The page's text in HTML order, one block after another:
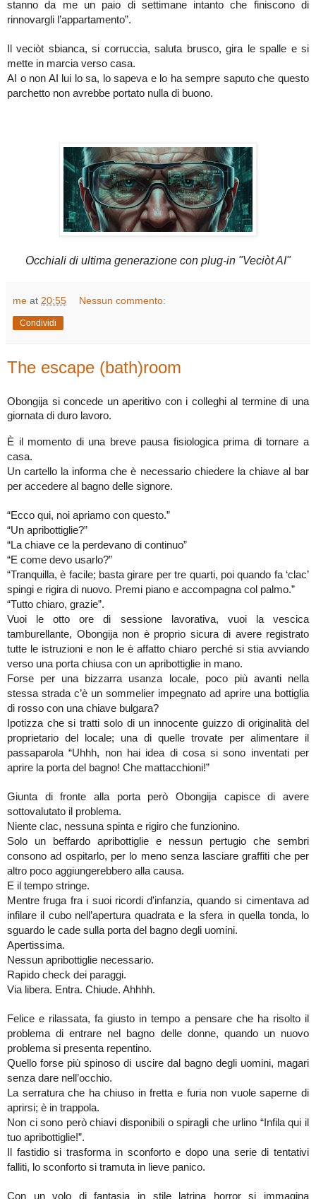
stanno da me un paio di settimane intanto che finiscono di
rinnovargli l’appartamento”.
Il veciòt sbianca, si corruccia, saluta brusco, gira le spalle e si
mette in marcia verso casa.
AI o non AI lui lo sa, lo sapeva e lo ha sempre saputo che questo
parchetto non avrebbe portato nulla di buono.
Occhiali di ultima generazione con plug-in "Veciòt AI"
me at 20:55 Nessun commento:
Condividi
The escape (bath)room
Obongija si concede un aperitivo con i colleghi al termine di una
giornata di duro lavoro.
È il momento di una breve pausa fisiologica prima di tornare a
casa.
Un cartello la informa che è necessario chiedere la chiave al bar
per accedere al bagno delle signore.
“Ecco qui, noi apriamo con questo.”
“Un apribottiglie?”
“La chiave ce la perdevano di continuo”
“E come devo usarlo?”
“Tranquilla, è facile; basta girare per tre quarti, poi quando fa ‘clac’
spingi e rigira di nuovo. Premi piano e accompagna col palmo.”
“Tutto chiaro, grazie”.
Vuoi le otto ore di sessione lavorativa, vuoi la vescica
tamburellante, Obongija non è proprio sicura di avere registrato
tutte le istruzioni e non le è affatto chiaro perché si stia avviando
verso una porta chiusa con un apribottiglie in mano.
Forse per una bizzarra usanza locale, poco più avanti nella
stessa strada c’è un sommelier impegnato ad aprire una bottiglia
di rosso con una chiave bulgara?
Ipotizza che si tratti solo di un innocente guizzo di originalità del
proprietario del locale; una di quelle trovate per alimentare il
passaparola “Uhhh, non hai idea di cosa si sono inventati per
aprire la porta del bagno! Che mattacchioni!”
Giunta di fronte alla porta però Obongija capisce di avere
sottovalutato il problema.
Niente clac, nessuna spinta e rigiro che funzionino.
Solo un beffardo apribottiglie e nessun pertugio che sembri
consono ad ospitarlo, per lo meno senza lasciare graffiti che per
altro poco aggiungerebbero alla causa.
E il tempo stringe.
Mentre fruga fra i suoi ricordi d'infanzia, quando si cimentava ad
infilare il cubo nell’apertura quadrata e la sfera in quella tonda, lo
sguardo le cade sulla porta del bagno degli uomini.
Apertissima.
Nessun apribottiglie necessario.
Rapido check dei paraggi.
Via libera. Entra. Chiude. Ahhhh.
Felice e rilassata, fa giusto in tempo a pensare che ha risolto il
problema di entrare nel bagno delle donne, quando un nuovo
problema si presenta repentino.
Quello forse più spinoso di uscire dal bagno degli uomini, magari
senza dare nell’occhio.
La serratura che ha chiuso in fretta e furia non vuole saperne di
aprirsi; è in trappola.
Non ci sono però chiavi disponibili o spiragli che urlino “Infila qui il
tuo apribottiglie!”.
Il fastidio si trasforma in sconforto e dopo una serie di tentativi
falliti, lo sconforto si tramuta in lieve panico.
Con un volo di fantasia in stile latrina horror si immagina